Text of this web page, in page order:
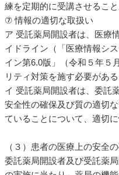
練を定期的に受講させること
⑦ 情報の適切な取扱い
ア 受託薬局開設者は、医療
イドライン（「医療情報シ
イン第6.0版」（令和５年５
リティ対策を施す必要がある
イ 受託薬局開設者は、委託
安全性の確保及び質の適切
ていることについて、適切
（３）患者の医療上の安全
委託薬局開設者及び受託薬